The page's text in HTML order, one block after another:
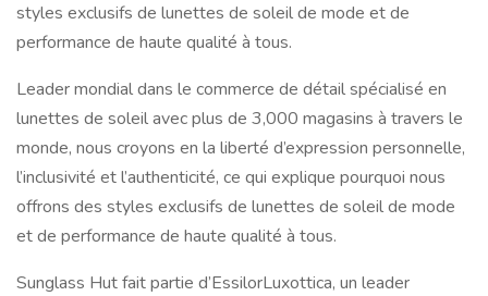
styles exclusifs de lunettes de soleil de mode et de
performance de haute qualité à tous.
Leader mondial dans le commerce de détail spécialisé en
lunettes de soleil avec plus de 3,000 magasins à travers le
monde, nous croyons en la liberté d’expression personnelle,
l’inclusivité et l’authenticité, ce qui explique pourquoi nous
offrons des styles exclusifs de lunettes de soleil de mode
et de performance de haute qualité à tous.
Sunglass Hut fait partie d’EssilorLuxottica, un leader